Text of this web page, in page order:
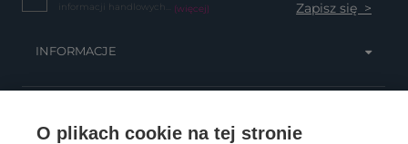
O plikach cookie na tej stronie
informacji handlowych... (więcej)
INFORMACJE
OBSŁUGA KLIENTA